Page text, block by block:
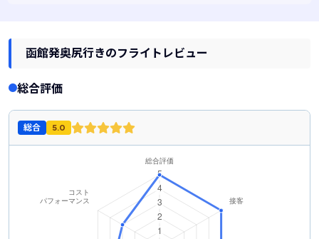
函館発奥尻行きのフライトレビュー
総合評価
総合 5.0